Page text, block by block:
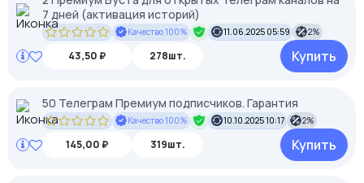
7 дней (активация историй)
Качество 100% 11.06.2025 05:59 2%
43,50 ₽ 278шт. Купить
50 Телеграм Премиум подписчиков. Гарантия
Качество 100% 10.10.2025 10:17 2%
145,00 ₽ 319шт. Купить